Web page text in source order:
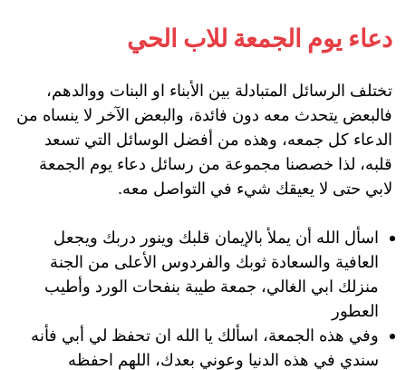
دعاء يوم الجمعة للاب الحي
تختلف الرسائل المتبادلة بين الأبناء او البنات ووالدهم،
فالبعض يتحدث معه دون فائدة، والبعض الآخر لا ينساه من
الدعاء كل جمعه، وهذه من أفضل الوسائل التي تسعد
قلبه، لذا خصصنا مجموعة من رسائل دعاء يوم الجمعة
لابي حتى لا يعيقك شيء في التواصل معه.
اسأل الله أن يملأ بالإيمان قلبك وينور دربك ويجعل
العافية والسعادة ثوبك والفردوس الأعلى من الجنة
منزلك ابي الغالي، جمعة طيبة بنفحات الورد وأطيب
العطور
وفي هذه الجمعة، اسألك يا الله ان تحفظ لي أبي فأنه
سندي في هذه الدنيا وعوني بعدك، اللهم احفظه